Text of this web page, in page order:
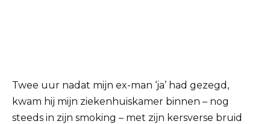
Twee uur nadat mijn ex-man ‘ja’ had gezegd,
kwam hij mijn ziekenhuiskamer binnen – nog
steeds in zijn smoking – met zijn kersverse bruid